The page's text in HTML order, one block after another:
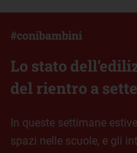
Lo stato
del rientro a
#conibambini
In queste settimane
spazi nelle scuole, e gli